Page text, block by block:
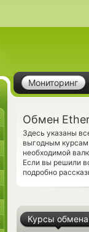
Мониторинг
Обмен
Здесь указаны
выгодным
необходимой
Если вы решили
подробно
Курсы обмена